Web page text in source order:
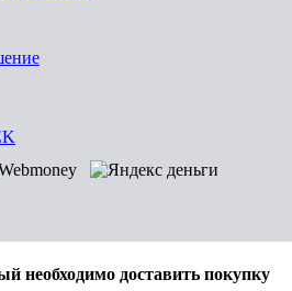
необходимо доставить покупку